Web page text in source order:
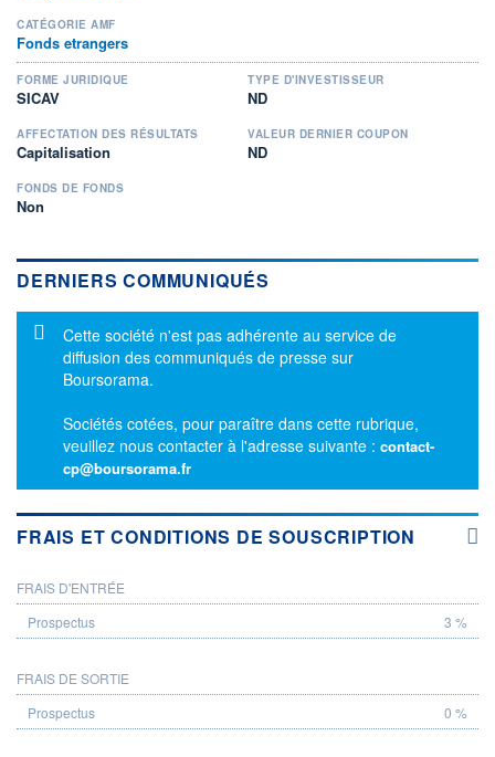
CATÉGORIE AMF
Fonds etrangers
FORME JURIDIQUE
SICAV
TYPE D'INVESTISSEUR
ND
AFFECTATION DES RÉSULTATS
Capitalisation
VALEUR DERNIER COUPON
ND
FONDS DE FONDS
Non
DERNIERS COMMUNIQUÉS
Message d'information
Cette société n'est pas adhérente au service de
diffusion des communiqués de presse sur
Boursorama.
Sociétés cotées, pour paraître dans cette rubrique,
veuillez nous contacter à l'adresse suivante : contact-
cp@boursorama.fr
FRAIS ET CONDITIONS DE SOUSCRIPTION
PROSPECTUS
FRAIS D'ENTRÉE
3 %
FRAIS DE SORTIE
0 %